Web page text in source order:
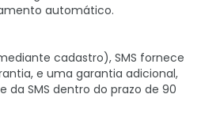
automático.
cadastro), SMS fornece
e uma garantia adicional,
SMS dentro do prazo de 90